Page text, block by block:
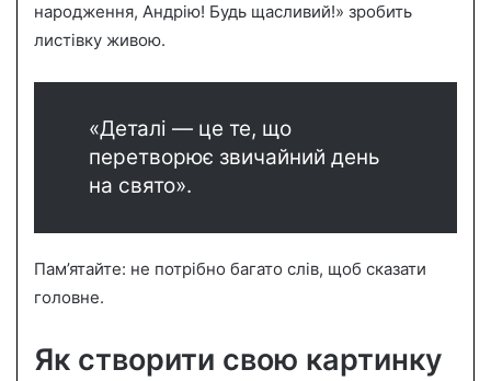
народження, Андрію! Будь щасливий!» зробить
листівку живою.
«Деталі — це те, що
перетворює звичайний день
на свято».
Пам’ятайте: не потрібно багато слів, щоб сказати
головне.
Як створити свою картинку